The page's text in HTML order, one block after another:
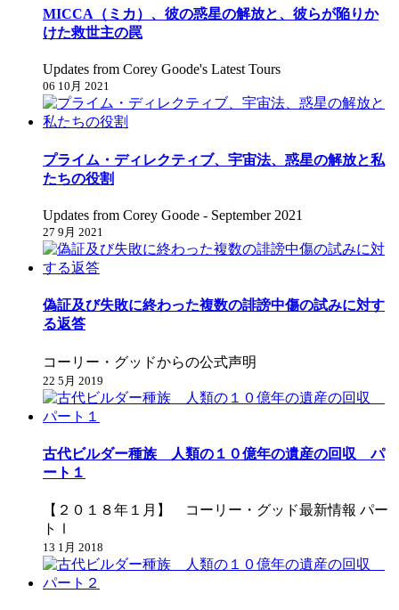
MICCA（ミカ）、彼の惑星の解放と、彼らが陥りか
けた救世主の罠
Updates from Corey Goode's Latest Tours
06 10月 2021
プライム・ディレクティブ、宇宙法、惑星の解放と私
たちの役割
Updates from Corey Goode - September 2021
27 9月 2021
偽証及び失敗に終わった複数の誹謗中傷の試みに対す
る返答
コーリー・グッドからの公式声明
22 5月 2019
古代ビルダー種族 人類の１０億年の遺産の回収 パ
ート１
【２０１８年１月】 コーリー・グッド最新情報 パー
トⅠ
13 1月 2018